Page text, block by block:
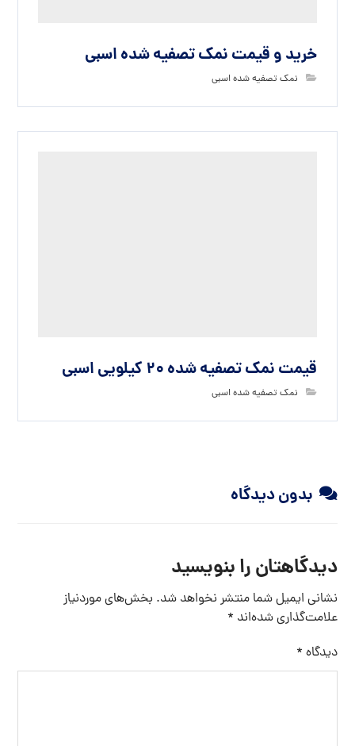
خرید و قیمت نمک تصفیه شده اسبی
نمک تصفیه شده اسبی
قیمت نمک تصفیه شده 20 کیلویی اسبی
نمک تصفیه شده اسبی
بدون دیدگاه
دیدگاهتان را بنویسید
نشانی ایمیل شما منتشر نخواهد شد. بخش‌های موردنیاز
علامت‌گذاری شده‌اند *
دیدگاه *